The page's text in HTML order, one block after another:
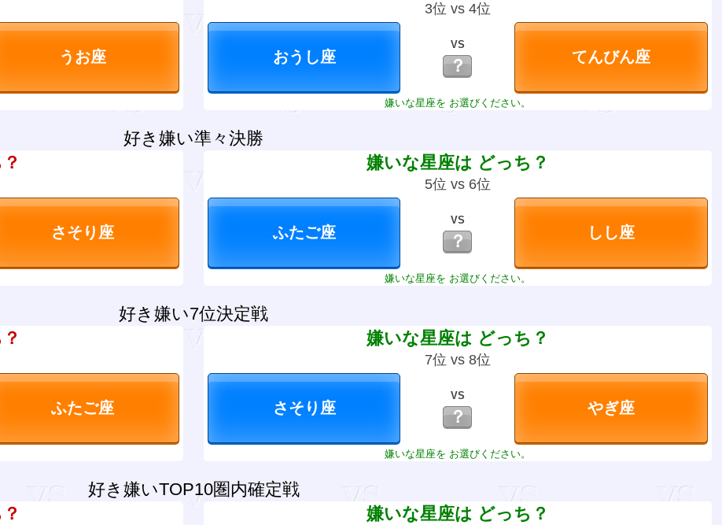
3位 vs 4位
VS
？
嫌いな星座を お選びください。
好き嫌い準々決勝
嫌いな星座は どっち？
5位 vs 6位
VS
？
嫌いな星座を お選びください。
好き嫌い7位決定戦
嫌いな星座は どっち？
7位 vs 8位
VS
？
嫌いな星座を お選びください。
好き嫌いTOP10圏内確定戦
嫌いな星座は どっち？